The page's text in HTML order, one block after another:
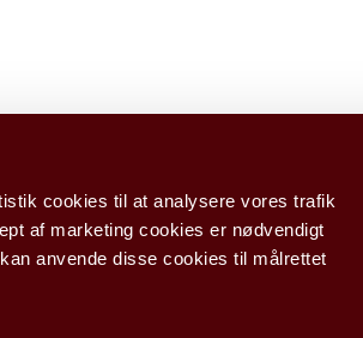
cookies til at analysere vores trafik
af marketing cookies er nødvendigt
anvende disse cookies til målrettet